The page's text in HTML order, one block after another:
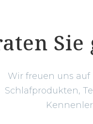
Sie
Wir freuen uns
Schlafprodukten,